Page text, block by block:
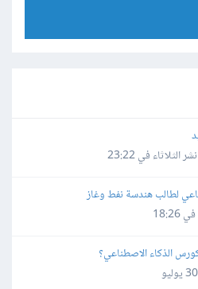
الثلاثاء في 23:22
لطالب هندسة نفط وغاز
الذكاء الاصطناعي؟
30 يوليو